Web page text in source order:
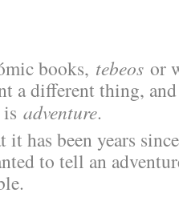
books, tebeos or
a different thing,
adventure.
has been years
to tell an